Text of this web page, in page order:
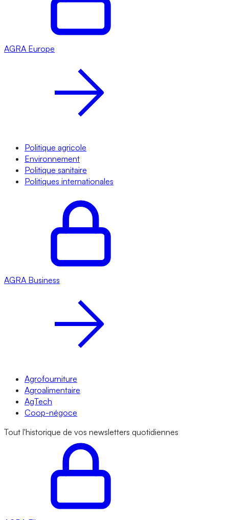
AGRA Europe
Politique agricole
Environnement
Politique sanitaire
Politiques internationales
AGRA Business
Agrofourniture
Agroalimentaire
AgTech
Coop-négoce
Tout l'historique de vos newsletters quotidiennes